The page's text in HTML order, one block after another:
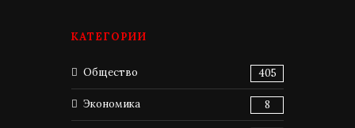
КАТЕГОРИИ
Общество 405
Экономика 8